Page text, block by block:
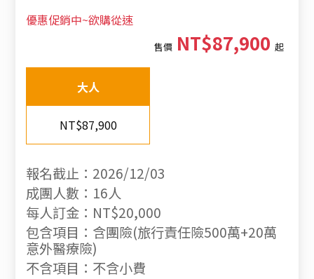
優惠促銷中~欲購從速
售價NT$87,900 起
大人
NT$87,900
報名截止：2026/12/03
成團人數：16人
每人訂金：NT$20,000
包含項目：含團險(旅行責任險500萬+20萬
意外醫療險)
不含項目：不含小費